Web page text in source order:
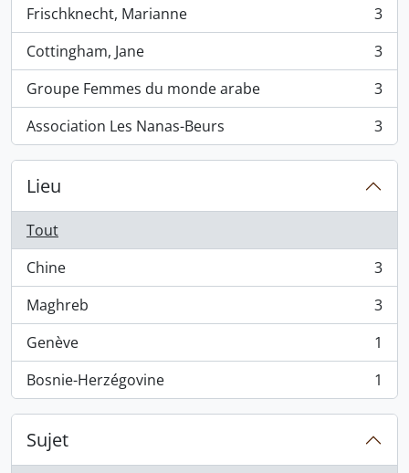
Frischknecht, Marianne
, 3 résultats
3
Cottingham, Jane
, 3 résultats
3
Groupe Femmes du monde arabe
, 3 résultats
3
Association Les Nanas-Beurs
, 3 résultats 3
Lieu
Tout
Chine
, 3 résultats
3
Maghreb
, 3 résultats
3
Genève
, 1 résultats
1
Bosnie-Herzégovine
, 1 résultats 1
Sujet